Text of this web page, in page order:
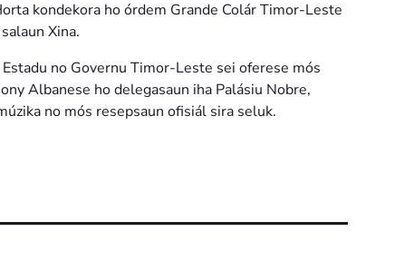
kondekora ho órdem Grande Colár Timor-Leste
Xina.
no Governu Timor-Leste sei oferese mós
Albanese ho delegasaun iha Palásiu Nobre,
no mós resepsaun ofisiál sira seluk.